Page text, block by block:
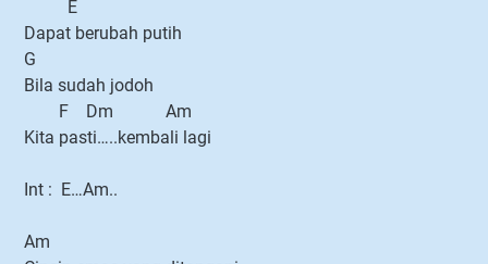
E
Dapat berubah putih
G
Bila sudah jodoh
F Dm Am
Kita pasti…..kembali lagi
Int : E…Am..
Am